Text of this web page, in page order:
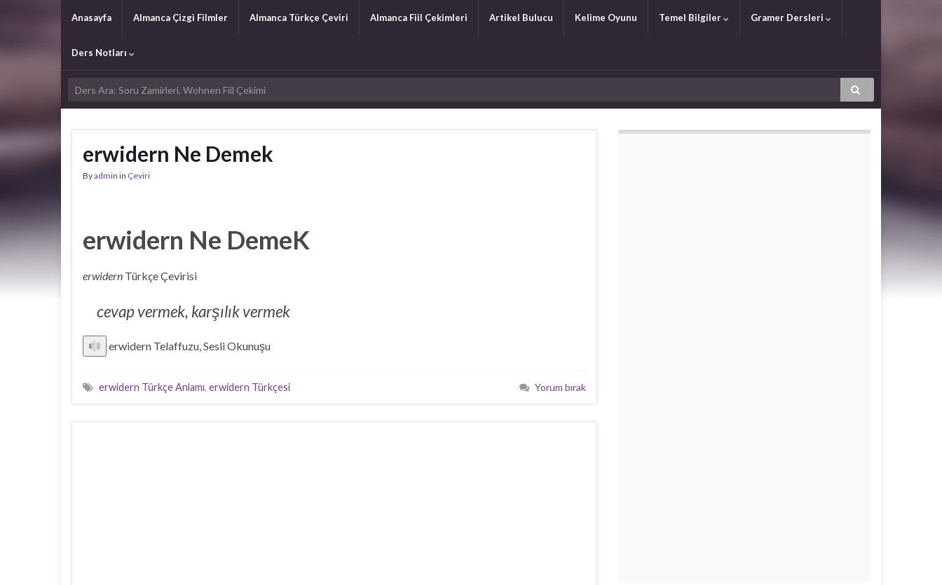
Anasayfa Almanca Çizgi Filmler Almanca Türkçe Çeviri Almanca Fiil Çekimleri Artikel Bulucu Kelime Oyunu Temel Bilgiler Gramer Dersleri
Ders Notları
erwidern Ne Demek
Byadmin in Çeviri
erwidern Ne DemeK
erwidern Türkçe Çevirisi
cevap vermek, karşılık vermek
erwidern Telaffuzu, Sesli Okunuşu
erwidern Türkçe Anlamı, erwidern Türkçesi Yorum bırak